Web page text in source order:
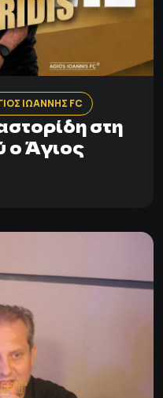
ΙΩΑΝΝΗΣ FC
στη
ο Άγιος